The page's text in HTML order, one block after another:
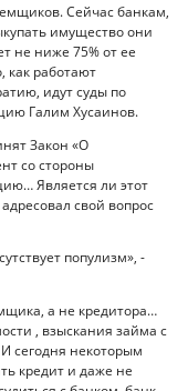
Сейчас банкам,
имущество они
не ниже 75% от ее
как работают
идут суды по
Галим Хусаинов.
Закон «О
со стороны
Является ли этот
свой вопрос
популизм», -
а не кредитора…
, взыскания займа с
сегодня некоторым
кредит и даже не